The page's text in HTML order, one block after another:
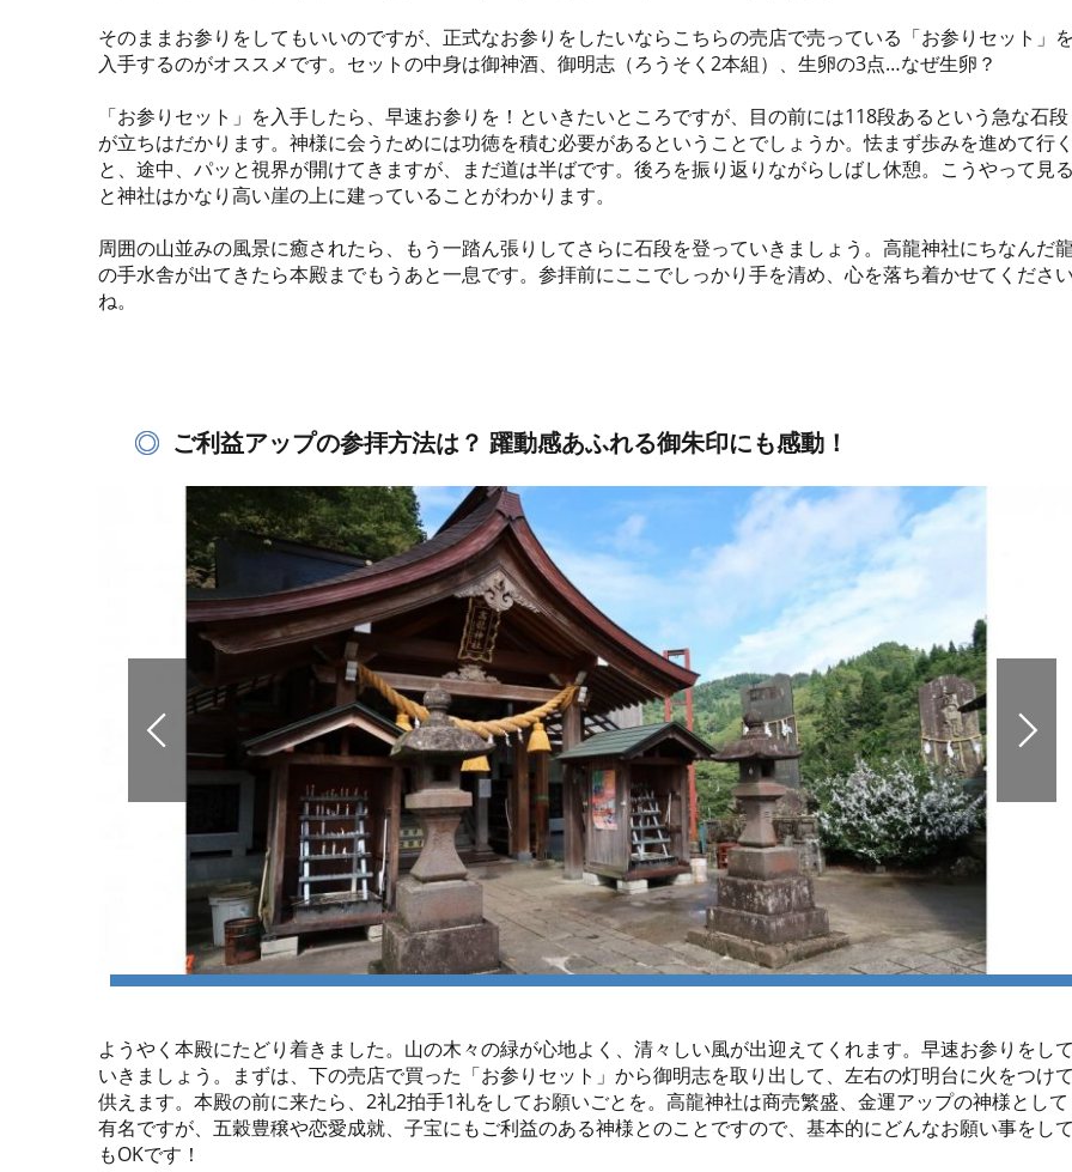
そのままお参りをしてもいいのですが、正式なお参りをしたいならこちらの売店で売っている「お参りセット」を
入手するのがオススメです。セットの中身は御神酒、御明志（ろうそく2本組）、生卵の3点…なぜ生卵？
「お参りセット」を入手したら、早速お参りを！といきたいところですが、目の前には118段あるという急な石段
が立ちはだかります。神様に会うためには功徳を積む必要があるということでしょうか。怯まず歩みを進めて行く
と、途中、パッと視界が開けてきますが、まだ道は半ばです。後ろを振り返りながらしばし休憩。こうやって見る
と神社はかなり高い崖の上に建っていることがわかります。
周囲の山並みの風景に癒されたら、もう一踏ん張りしてさらに石段を登っていきましょう。高龍神社にちなんだ
の手水舎が出てきたら本殿までもうあと一息です。参拝前にここでしっかり手を清め、心を落ち着かせてください
ね。
ご利益アップの参拝方法は？ 躍動感あふれる御朱印にも感動！
ようやく本殿にたどり着きました。山の木々の緑が心地よく、清々しい風が出迎えてくれます。早速お参りをして
いきましょう。まずは、下の売店で買った「お参りセット」から御明志を取り出して、左右の灯明台に火をつけて
供えます。本殿の前に来たら、2礼2拍手1礼をしてお願いごとを。高龍神社は商売繁盛、金運アップの神様として
有名ですが、五穀豊穣や恋愛成就、子宝にもご利益のある神様とのことですので、基本的にどんなお願い事をして
もOKです！